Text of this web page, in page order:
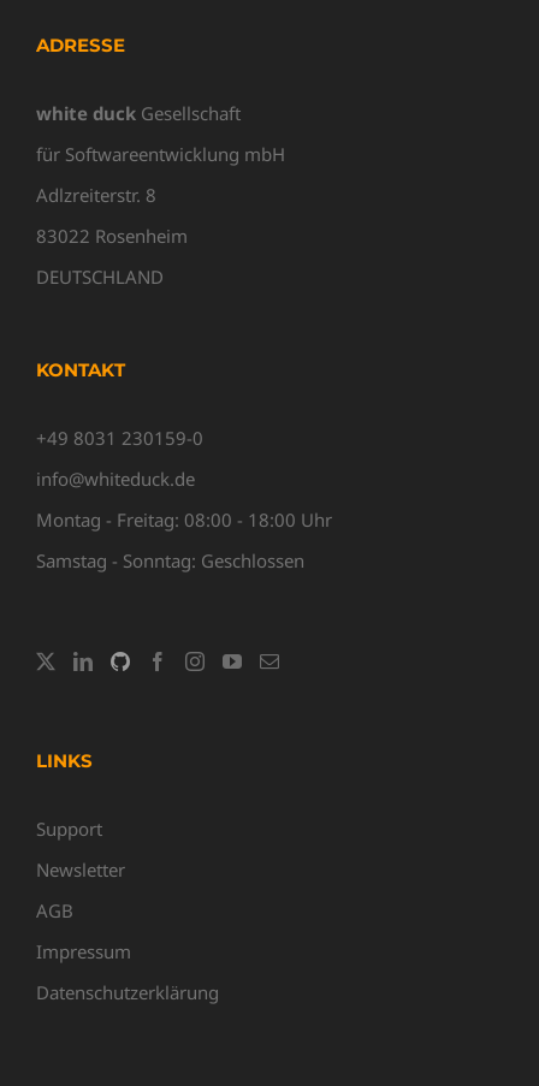
ADRESSE
white duck Gesellschaft
für Softwareentwicklung mbH
Adlzreiterstr. 8
83022 Rosenheim
DEUTSCHLAND
KONTAKT
+49 8031 230159-0
info@whiteduck.de
Montag - Freitag: 08:00 - 18:00 Uhr
Samstag - Sonntag: Geschlossen
LINKS
Support
Newsletter
AGB
Impressum
Datenschutzerklärung